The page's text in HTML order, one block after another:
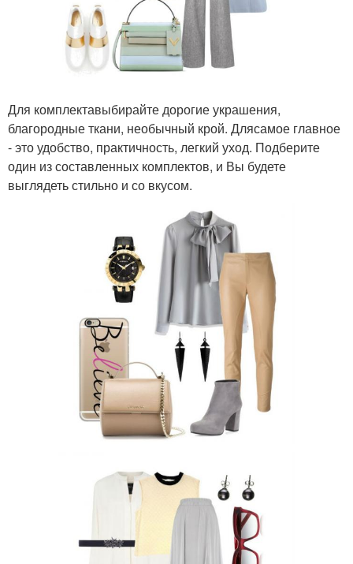
Для комплектавыбирайте дорогие украшения,
благородные ткани, необычный крой. Длясамое главное
- это удобство, практичность, легкий уход. Подберите
один из составленных комплектов, и Вы будете
выглядеть стильно и со вкусом.